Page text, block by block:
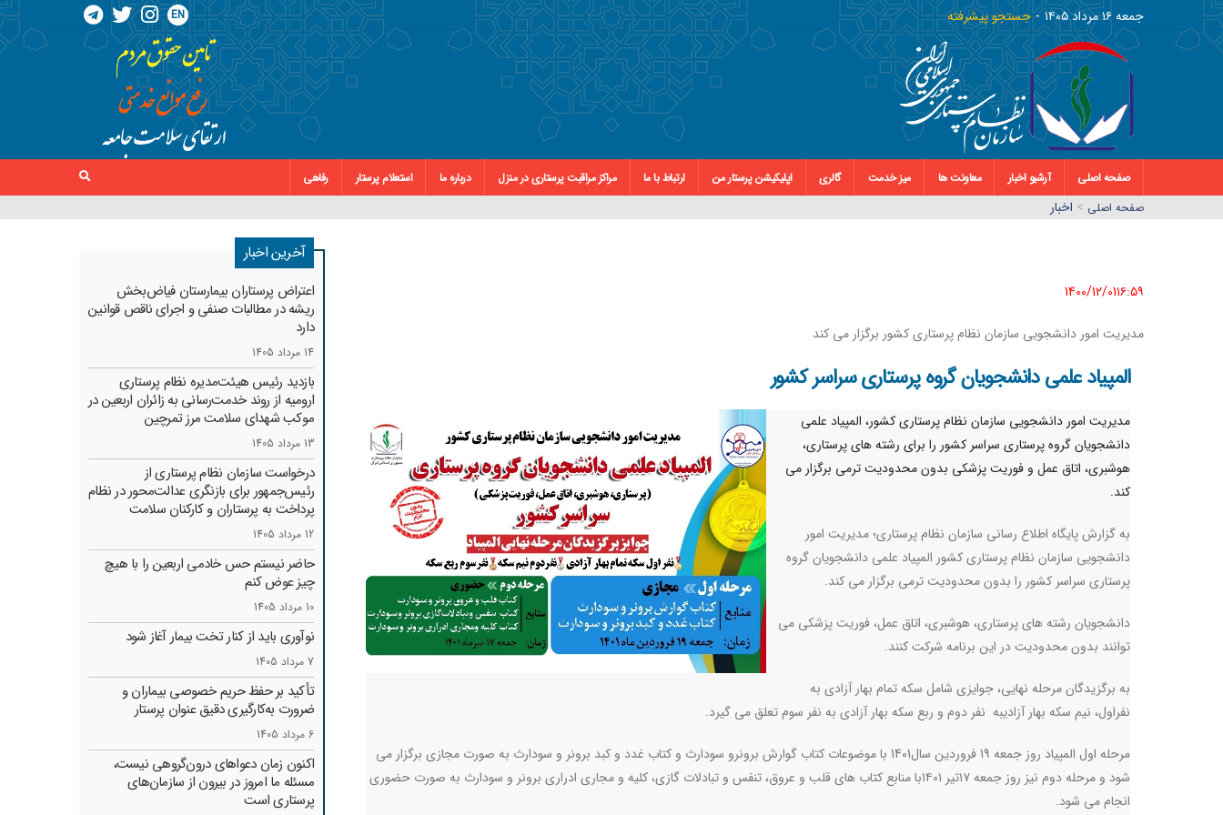
جمعه ١٦ مرداد ١٤٠٥ جستجو پیشرفته EN
صفحه اصلی آرشیو اخبار معاونت ها میز خدمت گالری اپلیکیشن پرستار من ارتباط با ما مراکز مراقبت پرستاری در منزل درباره ما استعلام پرستار
رفاهی
صفحه اصلي > اخبار
1400/12/01١٦:٥٩
مدیریت امور دانشجویی سازمان نظام پرستاری کشور برگزار می کند
المپیاد علمی دانشجویان گروه پرستاری سراسر کشور
مدیریت امور دانشجویی سازمان نظام پرستاری کشور، المپیاد علمی
دانشجویان گروه پرستاری سراسر کشور را برای رشته های پرستاری،
هوشبری، اتاق عمل و فوریت پزشکی بدون محدودیت ترمی برگزار می
کند.
به گزارش پایگاه اطلاع رسانی سازمان نظام پرستاری؛ مدیریت امور
دانشجویی سازمان نظام پرستاری کشور المپیاد علمی دانشجویان گروه
پرستاری سراسر کشور را بدون محدودیت ترمی برگزار می کند.
دانشجویان رشته های پرستاری، هوشبری، اتاق عمل، فوریت پزشکی می
توانند بدون محدودیت در این برنامه شرکت کنند.
به برگزیدگان مرحله نهایی، جوایزی شامل سکه تمام بهار آزادی به
نفراول، نیم سکه بهار آزادیبه نفر دوم و ربع سکه بهار آزادی به نفر سوم تعلق می گیرد.
مرحله اول المپیاد روز جمعه 19 فروردین سال1401 با موضوعات کتاب گوارش برونرو سودارث و کتاب غدد و کبد برونر و سودارث به صورت مجازی برگزار می
شود و مرحله دوم نیز روز جمعه ۱۷تیر ۱۴۰۱با منابع کتاب های قلب و عروق، تنفس و تبادلات گازی، کلیه و مجاری ادراری برونر و سودارث به صورت حضوری
انجام می شود.
آخرین اخبار
اعتراض پرستاران بیمارستان فیاض‌بخش
ریشه در مطالبات صنفی و اجرای ناقص قوانین
دارد
14 مرداد 1405
بازدید رئیس هیئت‌مدیره نظام پرستاری
ارومیه از روند خدمت‌رسانی به زائران اربعین در
موکب شهدای سلامت مرز تمرچین
13 مرداد 1405
درخواست سازمان نظام پرستاری از
رئیس‌جمهور برای بازنگری عدالت‌محور در نظام
پرداخت به پرستاران و کارکنان سلامت
12 مرداد 1405
حاضر نیستم حس خادمی اربعین را با هیچ
چیز عوض کنم
10 مرداد 1405
نوآوری باید از کنار تخت بیمار آغاز شود
7 مرداد 1405
تأکید بر حفظ حریم خصوصی بیماران و
ضرورت به‌کارگیری دقیق عنوان پرستار
6 مرداد 1405
اکنون زمان دعواهای درون‌گروهی نیست،
مسئله ما امروز در بیرون از سازمان‌های
پرستاری است